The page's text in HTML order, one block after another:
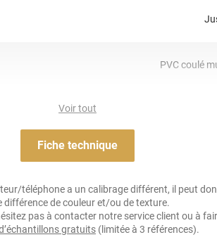
PVC coulé
Voir tout
Fiche technique
téléphone a un calibrage différent, il peut
différence de couleur et/ou de texture.
pas à contacter notre service client ou à
gratuits (limitée à 3 références).